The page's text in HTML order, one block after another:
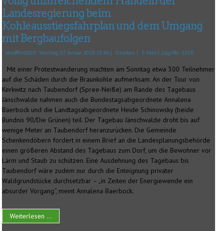
Landesregierung beim
Kohleausstiegsfahrplan und dem Umgang
mit Bergbaufolgen
Veröffentlicht: Sonntag, 07. Januar 2018 15:46 | Drucken | E-Mail | Zugriffe: 5328
Mit einer Protestwanderung machten am Sonntag etwa 300 Teilnehmer
auf die Schäden durch die Braunkohle aufmerksam. An der Tour von
Kerkwitz nach Taubendorf (Spree-Neiße) am Rande des Tagebaus
Jänschwalde nahmen auch die Bundestagsabgeordnete Annalena
Baerbock und die Landtagsabgeordnete Heide Schinowsky (beide
Bündnis 90/Die Grünen) teil. Der Tagebau Jänschwalde droht bis auf
wenige Meter an Taubendorf heranzurücken. Die Gemeinde
Schenkendöbern fordert in einem Brief an die Landesplanungsbehörde
einen größeren Abstand des Tagebaus zum Dorf, um die Bewohner vor
Lärm und Staub zu schützen. Eine Ausdehnung des Tagebaus bis
Taubendorf wäre zudem nur durch die Enteignung privater
Waldgrundstücke durchsetzbar – „in Zeiten der Energiewende ein
absurder Vorgang“, meint Annalena Baerbock.
Weiterlesen ...